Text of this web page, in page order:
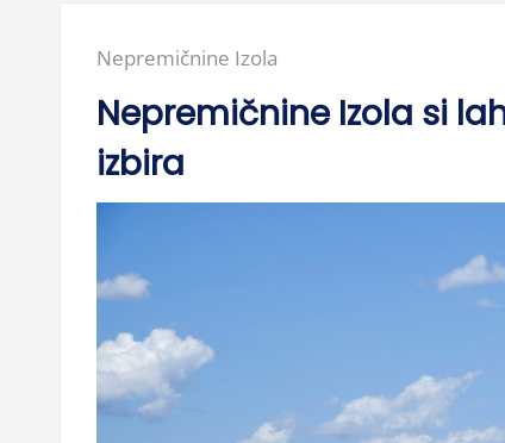
Posted
in:
Nepremičnine Izola
Nepremičnine Izola si
izbira